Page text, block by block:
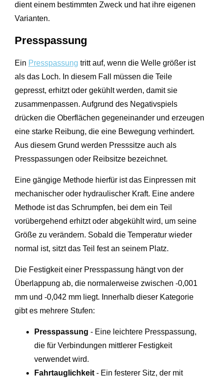
dient einem bestimmten Zweck und hat ihre eigenen
Varianten.
Presspassung
Ein Presspassung tritt auf, wenn die Welle größer ist
als das Loch. In diesem Fall müssen die Teile
gepresst, erhitzt oder gekühlt werden, damit sie
zusammenpassen. Aufgrund des Negativspiels
drücken die Oberflächen gegeneinander und erzeugen
eine starke Reibung, die eine Bewegung verhindert.
Aus diesem Grund werden Presssitze auch als
Presspassungen oder Reibsitze bezeichnet.
Eine gängige Methode hierfür ist das Einpressen mit
mechanischer oder hydraulischer Kraft. Eine andere
Methode ist das Schrumpfen, bei dem ein Teil
vorübergehend erhitzt oder abgekühlt wird, um seine
Größe zu verändern. Sobald die Temperatur wieder
normal ist, sitzt das Teil fest an seinem Platz.
Die Festigkeit einer Presspassung hängt von der
Überlappung ab, die normalerweise zwischen -0,001
mm und -0,042 mm liegt. Innerhalb dieser Kategorie
gibt es mehrere Stufen:
Presspassung - Eine leichtere Presspassung,
die für Verbindungen mittlerer Festigkeit
verwendet wird.
Fahrtauglichkeit - Ein festerer Sitz, der mit